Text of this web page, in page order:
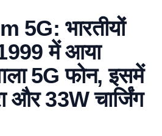
5G: भारतीयों
में आया
5G फोन, इसमें
और 33W चार्जिंग